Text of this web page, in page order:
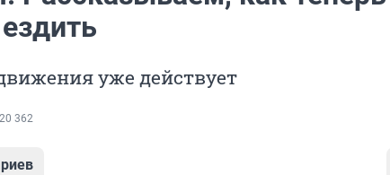
уже действует
20 362